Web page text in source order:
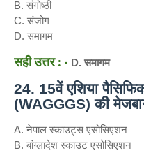
B. संगोष्ठी
C. संजोग
D. समागम
सही उत्तर : - D. समागम
24. 15वें एशिया
(WAGGGS) की
A. नेपाल स्काउट्स एसोसिएशन
B. बांग्लादेश स्काउट एसोसिएशन